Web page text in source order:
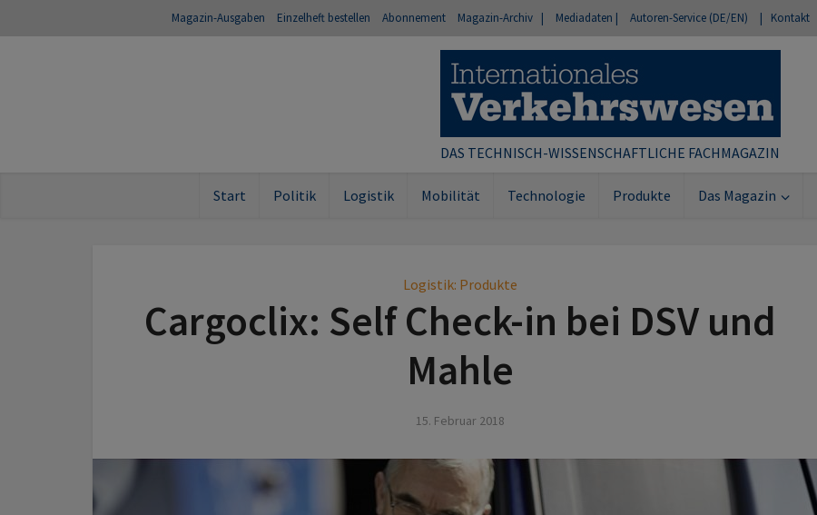
Magazin-Ausgaben Einzelheft bestellen Abonnement Magazin-Archiv | Mediadaten | Autoren-Service (DE/EN) | Kontakt
DAS TECHNISCH-WISSENSCHAFTLICHE FACHMAGAZIN
Start Politik Logistik Mobilität Technologie Produkte Das Magazin
Logistik: Produkte
Cargoclix: Self Check-in bei DSV und
Mahle
15. Februar 2018